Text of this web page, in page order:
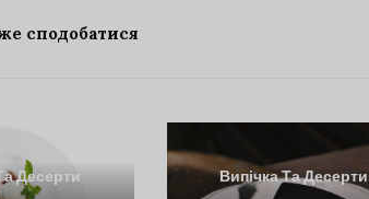
сподобатися
Десерти Випічка Та Десерти